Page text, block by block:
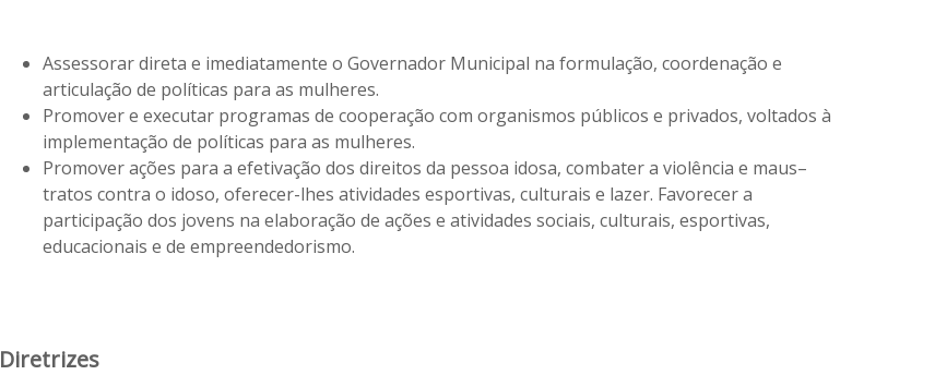
Assessorar direta e imediatamente o Governador Municipal na formulação, coordenação e
articulação de políticas para as mulheres.
Promover e executar programas de cooperação com organismos públicos e privados, voltados à
implementação de políticas para as mulheres.
Promover ações para a efetivação dos direitos da pessoa idosa, combater a violência e maus–
tratos contra o idoso, oferecer-lhes atividades esportivas, culturais e lazer. Favorecer a
participação dos jovens na elaboração de ações e atividades sociais, culturais, esportivas,
educacionais e de empreendedorismo.
Diretrizes